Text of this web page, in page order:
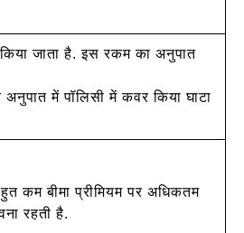
जाता है. इस रकम का अनुपात
अनुपात में पॉलिसी में कवर किया घाटा
कम बीमा प्रीमियम पर अधिकतम
रहती है.